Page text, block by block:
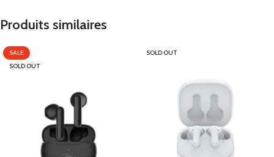
Produits similaires
SALE
SOLD OUT
SOLD OUT